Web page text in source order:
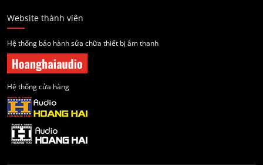
Website thành viên
Hệ thống bảo hành sửa chữa thiết bị âm thanh
Hệ thống cửa hàng